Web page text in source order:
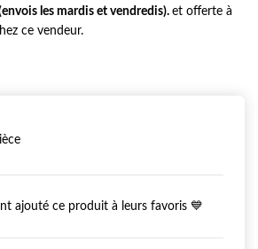
les mardis et vendredis). et offerte à
ce vendeur.
ajouté ce produit à leurs favoris 💙